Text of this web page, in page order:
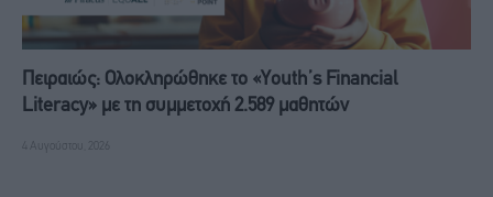
Πειραιώς: Ολοκληρώθηκε το «Youth’s Financial
Literacy» με τη συμμετοχή 2.589 μαθητών
4 Αυγούστου, 2026